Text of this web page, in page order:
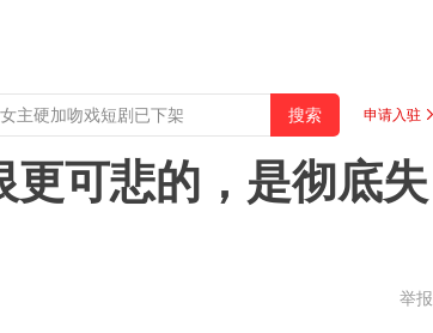
申请入驻
可悲的，是彻底失
举报